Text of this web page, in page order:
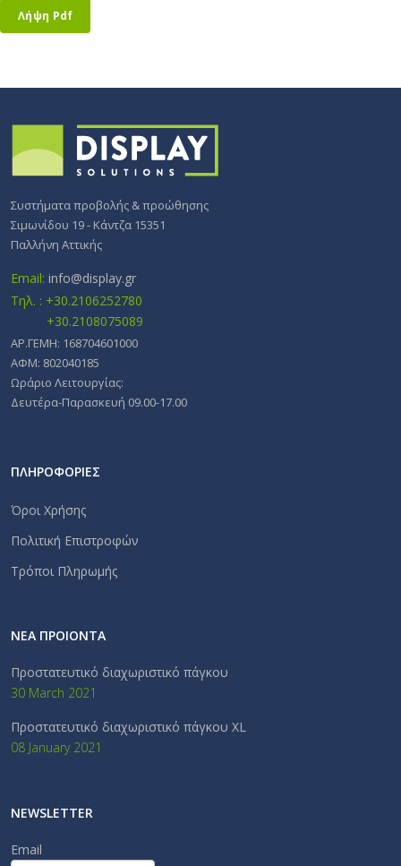
Λήψη Pdf
Συστήματα προβολής & προώθησης
Σιμωνίδου 19 - Κάντζα 15351
Παλλήνη Αττικής
Email: info@display.gr
Τηλ. : +30.2106252780
+30.2108075089
ΑΡ.ΓΕΜΗ: 168704601000
ΑΦΜ: 802040185
Ωράριο Λειτουργίας:
Δευτέρα-Παρασκευή 09.00-17.00
ΠΛΗΡΟΦΟΡΙΕΣ
Όροι Χρήσης
Πολιτική Επιστροφών
Τρόποι Πληρωμής
ΝΕΑ ΠΡΟΙΟΝΤΑ
Προστατευτικό διαχωριστικό πάγκου
30 March 2021
Προστατευτικό διαχωριστικό πάγκου XL
08 January 2021
NEWSLETTER
Email